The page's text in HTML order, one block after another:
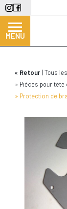
Aller
au
contenu
principal
MENU
Retour Tous
Pièces pour tête
Protection de